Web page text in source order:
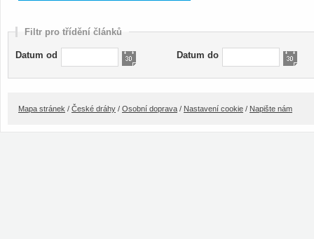
Filtr pro třídění článků
Datum od Datum do
Mapa stránek / České dráhy / Osobní doprava / Nastavení cookie / Napište nám